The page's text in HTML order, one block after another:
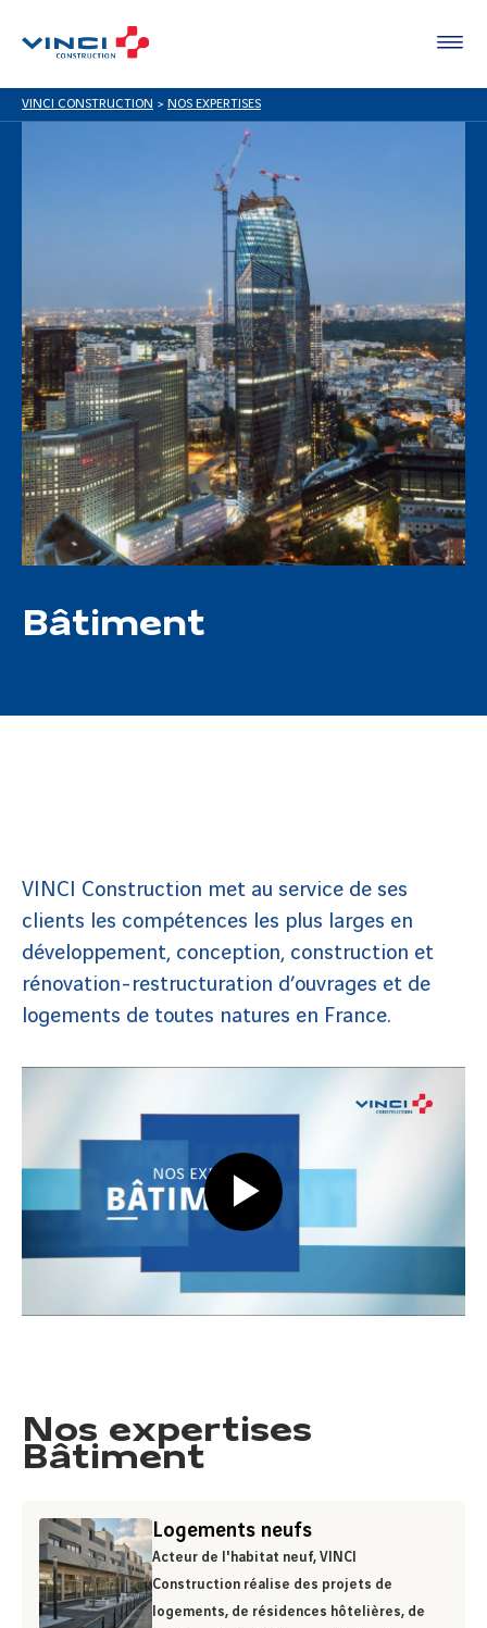
VINCI CONSTRUCTION > NOS EXPERTISES
Bâtiment
VINCI Construction met au service de ses
clients les compétences les plus larges en
développement, conception, construction et
rénovation-restructuration d’ouvrages et de
logements de toutes natures en France.
Nos expertises
Bâtiment
Logements neufs
Acteur de l'habitat neuf, VINCI
Construction réalise des projets de
logements, de résidences hôtelières, de